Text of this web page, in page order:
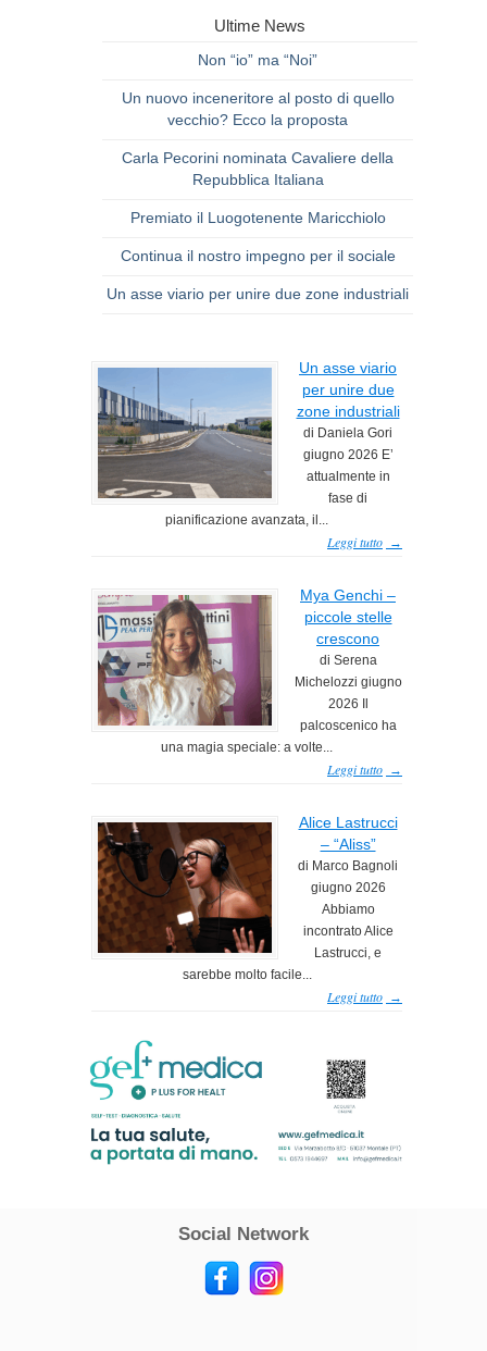
Ultime News
Non “io” ma “Noi”
Un nuovo inceneritore al posto di quello
vecchio? Ecco la proposta
Carla Pecorini nominata Cavaliere della
Repubblica Italiana
Premiato il Luogotenente Maricchiolo
Continua il nostro impegno per il sociale
Un asse viario per unire due zone industriali
Un asse viario
per unire due
zone industriali
di Daniela Gori
giugno 2026 E’
attualmente in
fase di
pianificazione avanzata, il...
Leggi tutto →
Mya Genchi –
piccole stelle
crescono
di Serena
Michelozzi giugno
2026 Il
palcoscenico ha
una magia speciale: a volte...
Leggi tutto →
Alice Lastrucci
– “Aliss”
di Marco Bagnoli
giugno 2026
Abbiamo
incontrato Alice
Lastrucci, e
sarebbe molto facile...
Leggi tutto →
Social Network